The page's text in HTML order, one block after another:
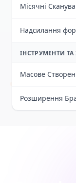
Місячні
Надсилання
ІНСТРУМЕНТИ ТА
Масове
Розширення